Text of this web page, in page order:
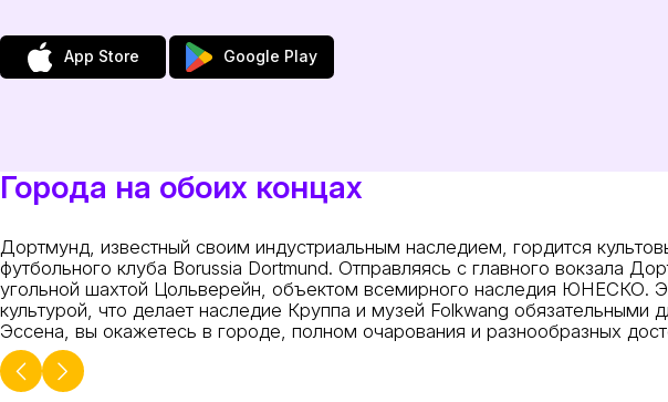
App Store Google Play
Города на обоих концах
Дортмунд, известный своим индустриальным наследием, гордится
футбольного клуба Borussia Dortmund. Отправляясь с главного вокзала
угольной шахтой Цольверейн, объектом всемирного наследия ЮНЕСКО.
культурой, что делает наследие Круппа и музей Folkwang обязательными
Эссена, вы окажетесь в городе, полном очарования и разнообразных